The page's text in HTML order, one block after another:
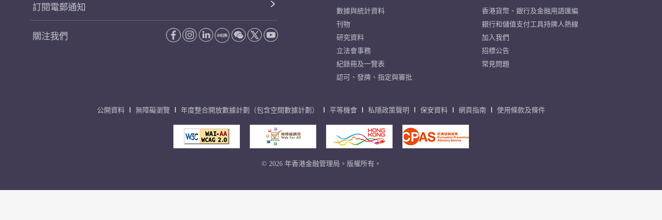
訂閱電郵通知
關注我們
數據與統計資料
刊物
研究資料
立法會事務
紀錄冊及一覽表
認可、發牌、指定與審批
香港貨幣、銀行及金融用語匯編
銀行和儲值支付工具持牌人熱線
加入我們
招標公告
常見問題
公開資料 無障礙瀏覽 年度整合開放數據計劃（包含空間數據計劃） 平等機會 私隱政策聲明 保安資料 網頁指南 使用條款及條件
© 2026 年香港金融管理局。版權所有。